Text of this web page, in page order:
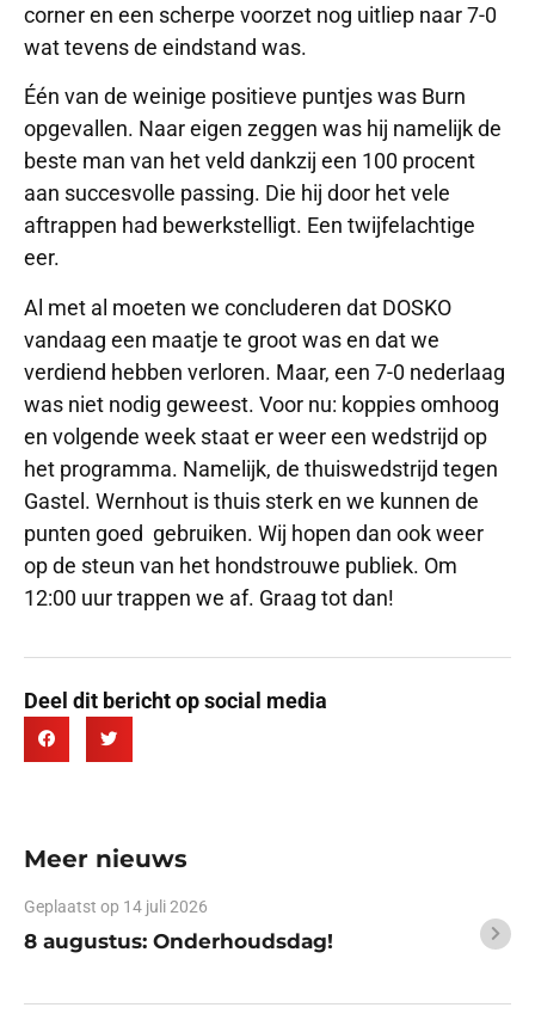
corner en een scherpe voorzet nog uitliep naar 7-0
wat tevens de eindstand was.
Één van de weinige positieve puntjes was Burn
opgevallen. Naar eigen zeggen was hij namelijk de
beste man van het veld dankzij een 100 procent
aan succesvolle passing. Die hij door het vele
aftrappen had bewerkstelligt. Een twijfelachtige
eer.
Al met al moeten we concluderen dat DOSKO
vandaag een maatje te groot was en dat we
verdiend hebben verloren. Maar, een 7-0 nederlaag
was niet nodig geweest. Voor nu: koppies omhoog
en volgende week staat er weer een wedstrijd op
het programma. Namelijk, de thuiswedstrijd tegen
Gastel. Wernhout is thuis sterk en we kunnen de
punten goed gebruiken. Wij hopen dan ook weer
op de steun van het hondstrouwe publiek. Om
12:00 uur trappen we af. Graag tot dan!
Deel dit bericht op social media
Meer nieuws
Geplaatst op 14 juli 2026
8 augustus: Onderhoudsdag!